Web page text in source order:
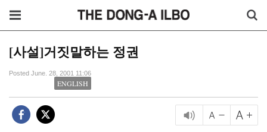
[사설]거짓말하는 정권
Posted June. 28, 2001 11:06
ENGLISH